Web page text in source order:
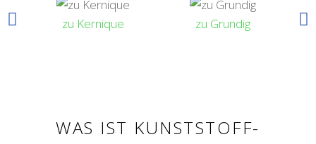
zu Kernique zu Grundig
WAS IST KUNSTSTOFF-